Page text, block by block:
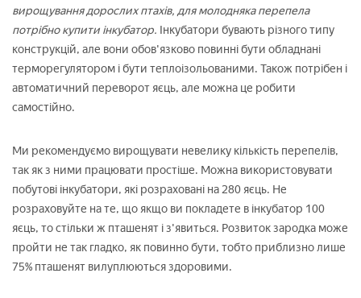
вирощування дорослих птахів, для молодняка перепела
потрібно купити інкубатор. Інкубатори бувають різного типу
конструкцій, але вони обов'язково повинні бути обладнані
терморегулятором і бути теплоізольованими. Також потрібен і
автоматичний переворот яєць, але можна це робити
самостійно.
Ми рекомендуємо вирощувати невелику кількість перепелів,
так як з ними працювати простіше. Можна використовувати
побутові інкубатори, які розраховані на 280 яєць. Не
розраховуйте на те, що якщо ви покладете в інкубатор 100
яєць, то стільки ж пташенят і з'явиться. Розвиток зародка може
пройти не так гладко, як повинно бути, тобто приблизно лише
75% пташенят вилуплюються здоровими.